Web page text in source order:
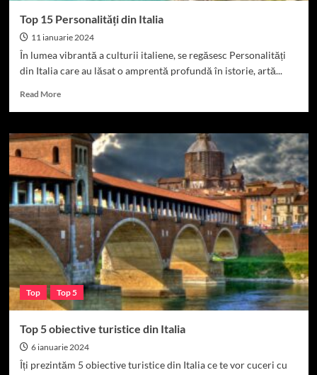
Top 15 Personalități din Italia
11 ianuarie 2024
În lumea vibrantă a culturii italiene, se regăsesc Personalități
din Italia care au lăsat o amprentă profundă în istorie, artă...
Read MoreRead
Top
15
Personalități
din
Italia
Top Top 5
Top 5 obiective turistice din Italia
6 ianuarie 2024
Îți prezintăm 5 obiective turistice din Italia ce te vor cuceri cu